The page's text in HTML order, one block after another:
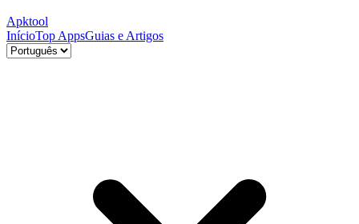
Apktool
InícioTop AppsGuias e Artigos